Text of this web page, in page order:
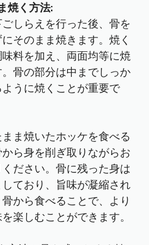
焼く方法:
しらえを行った後、骨を
そのまま焼きます。焼く
料を加え、両面均等に焼
骨の部分は中までしっか
ように焼くことが重要で
ま焼いたホッケを食べる
ら身を削ぎ取りながらお
ださい。骨に残った身は
しており、旨味が凝縮され
から食べることで、より
楽しむことができます。